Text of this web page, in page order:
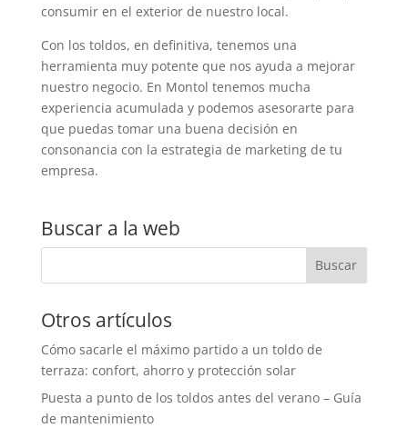
consumir en el exterior de nuestro local.
Con los toldos, en definitiva, tenemos una
herramienta muy potente que nos ayuda a mejorar
nuestro negocio. En Montol tenemos mucha
experiencia acumulada y podemos asesorarte para
que puedas tomar una buena decisión en
consonancia con la estrategia de marketing de tu
empresa.
Buscar a la web
Otros artículos
Cómo sacarle el máximo partido a un toldo de
terraza: confort, ahorro y protección solar
Puesta a punto de los toldos antes del verano – Guía
de mantenimiento